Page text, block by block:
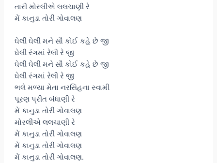
તારી મોરલીએ લલચાણી રે
મેં કાનુડા તોરી ગોવાલણ
ઘેલી ઘેલી મને સૌ કોઈ કહે છે જી
ઘેલી રંગમાં રેલી રે જી
ઘેલી ઘેલી મને સૌ કોઈ કહે છે જી
ઘેલી રંગમાં રેલી રે જી
ભલે મળ્યા મેતા નરસિંહના સ્વામી
પૂરણ પ્રીત બંધાણી રે
મેં કાનુડા તોરી ગોવાલણ
મોરલીએ લલચાણી રે
મેં કાનુડા તોરી ગોવાલણ
મેં કાનુડા તોરી ગોવાલણ
મેં કાનુડા તોરી ગોવાલણ.